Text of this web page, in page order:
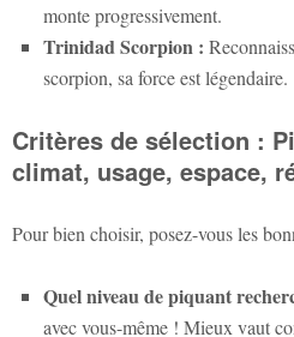
monte progressivement.
Trinidad Scorpion :
scorpion, sa force est légendaire.
Critères de sélection :
climat, usage, espace,
Pour bien choisir, posez-vous les
Quel niveau de piquant
avec vous-même ! Mieux vaut